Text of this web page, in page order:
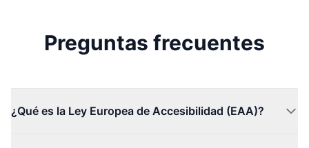
Preguntas frecuentes
¿Qué es la Ley Europea de Accesibilidad (EAA)?